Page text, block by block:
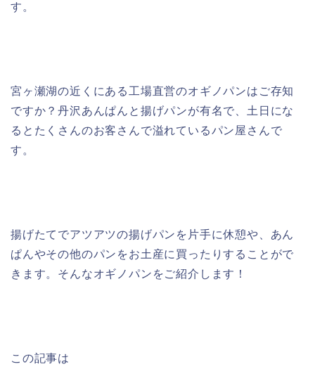
す。
宮ヶ瀬湖の近くにある工場直営のオギノパンはご存知
ですか？丹沢あんぱんと揚げパンが有名で、土日にな
るとたくさんのお客さんで溢れているパン屋さんで
す。
揚げたてでアツアツの揚げパンを片手に休憩や、あん
ぱんやその他のパンをお土産に買ったりすることがで
きます。そんなオギノパンをご紹介します！
この記事は